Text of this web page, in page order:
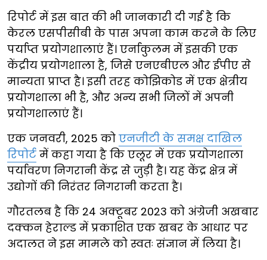
रिपोर्ट में इस बात की भी जानकारी दी गई है कि
केरल एसपीसीबी के पास अपना काम करने के लिए
पर्याप्त प्रयोगशालाएं हैं। एर्नाकुलम में इसकी एक
केंद्रीय प्रयोगशाला है, जिसे एनएबीएल और ईपीए से
मान्यता प्राप्त है। इसी तरह कोझिकोड में एक क्षेत्रीय
प्रयोगशाला भी है, और अन्य सभी जिलों में अपनी
प्रयोगशालाएं हैं।
एक जनवरी, 2025 को एनजीटी के समक्ष दाखिल
रिपोर्ट में कहा गया है कि एलूर में एक प्रयोगशाला
पर्यावरण निगरानी केंद्र से जुड़ी है। यह केंद्र क्षेत्र में
उद्योगों की निरंतर निगरानी करता है।
गौरतलब है कि 24 अक्टूबर 2023 को अंग्रेजी अखबार
दक्कन हेराल्ड में प्रकाशित एक खबर के आधार पर
अदालत ने इस मामले को स्वतः संज्ञान में लिया है।